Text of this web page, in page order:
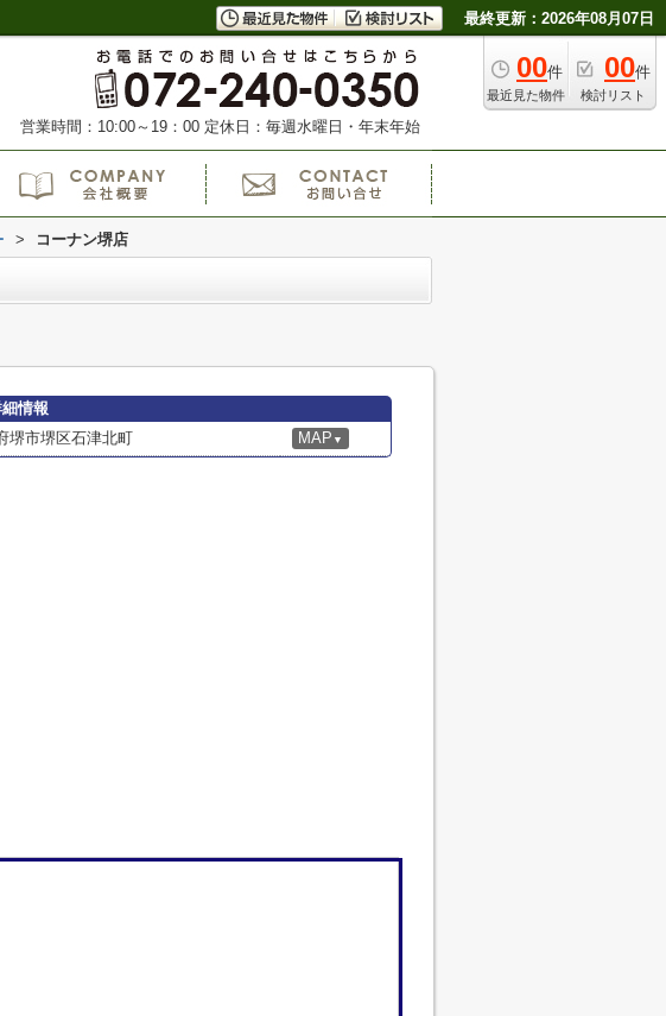
最終更新：2026年08月07日
00件
最近見た物件
00件
検討リスト
営業時間：10:00～19：00 定休日：毎週水曜日・年末年始
> コーナン堺店
情報
堺市堺区石津北町 MAP ▼